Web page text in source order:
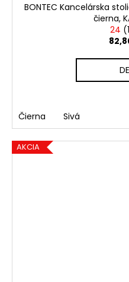
BONTEC Kancelárska
čierna,
24 (
Čierna Sivá
AKCIA